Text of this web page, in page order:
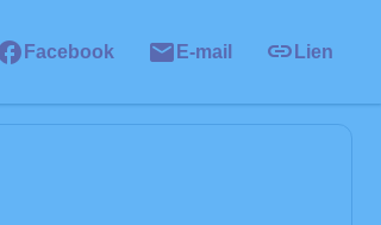
Facebook E-mail Lien